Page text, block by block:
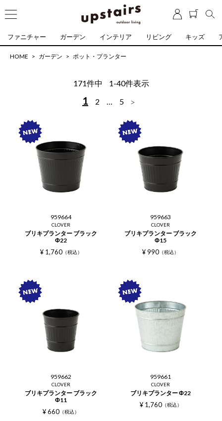
ファニチャー ガーデン インテリア リビング キッズ
HOME ガーデン ポット・プランター
171件中 1-40件表示
1 2 … 5
959664
CLOVER
ブリキプランター ブラック
Φ22
¥ 1,760 税込
959663
CLOVER
ブリキプランター ブラック
Φ15
¥990 税込
959662
CLOVER
ブリキプランター ブラック
Φ11
¥660 税込
959661
CLOVER
ブリキプランター Φ22
¥ 1,760 税込